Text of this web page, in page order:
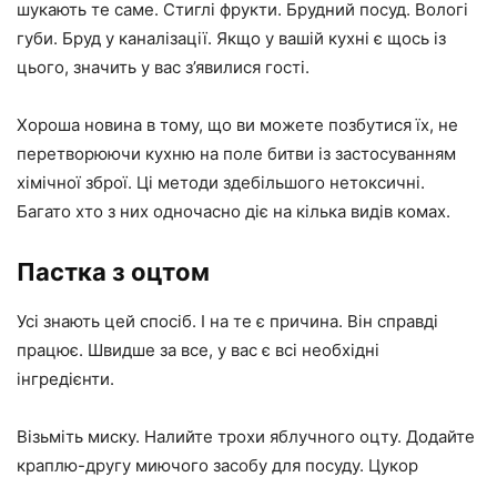
шукають те саме. Стиглі фрукти. Брудний посуд. Вологі
губи. Бруд у каналізації. Якщо у вашій кухні є щось із
цього, значить у вас з’явилися гості.
Хороша новина в тому, що ви можете позбутися їх, не
перетворюючи кухню на поле битви із застосуванням
хімічної зброї. Ці методи здебільшого нетоксичні.
Багато хто з них одночасно діє на кілька видів комах.
Пастка з оцтом
Усі знають цей спосіб. І на те є причина. Він справді
працює. Швидше за все, у вас є всі необхідні
інгредієнти.
Візьміть миску. Налийте трохи яблучного оцту. Додайте
краплю-другу миючого засобу для посуду. Цукор